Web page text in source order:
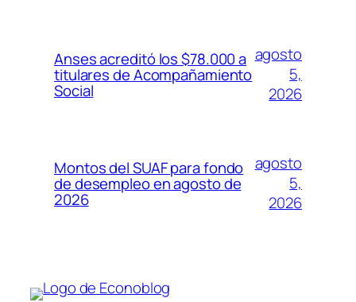
Anses acreditó los $78.000 a
titulares de Acompañamiento
Social
agosto
5,
2026
Montos del SUAF para fondo
de desempleo en agosto de
2026
agosto
5,
2026